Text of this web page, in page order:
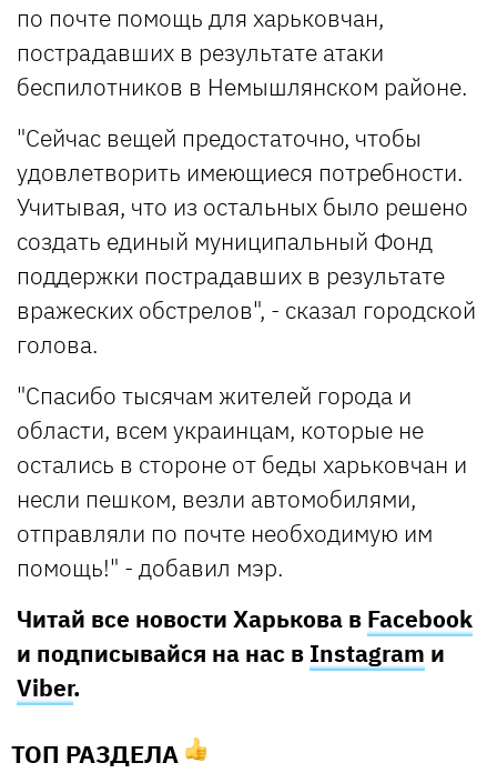
по почте помощь для харьковчан,
пострадавших в результате атаки
беспилотников в Немышлянском районе.
"Сейчас вещей предостаточно, чтобы
удовлетворить имеющиеся потребности.
Учитывая, что из остальных было решено
создать единый муниципальный Фонд
поддержки пострадавших в результате
вражеских обстрелов", - сказал городской
голова.
"Спасибо тысячам жителей города и
области, всем украинцам, которые не
остались в стороне от беды харьковчан и
несли пешком, везли автомобилями,
отправляли по почте необходимую им
помощь!" - добавил мэр.
Читай все новости Харькова в Facebook
и подписывайся на нас в Instagram и
Viber.
ТОП РАЗДЕЛА